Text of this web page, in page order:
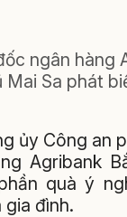
ngân hàng
Mai Sa phát
ủy Công an
Agribank
quà ý
gia đình.